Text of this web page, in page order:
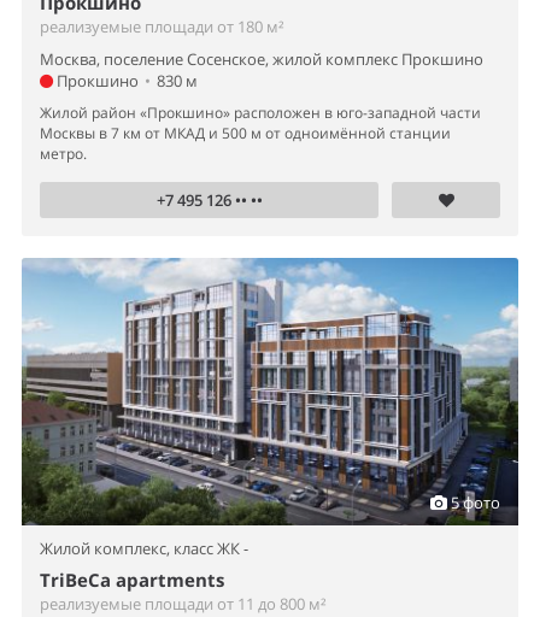
реализуемые площади от 180 м²
Москва, поселение Сосенское, жилой комплекс Прокшино
Прокшино • 830 м
Жилой район «Прокшино» расположен в юго-западной части
Москвы в 7 км от МКАД и 500 м от одноимённой станции
метро.
+7 495 126 •• ••
5 фото
Жилой комплекс, класс ЖК -
TriBeCa apartments
реализуемые площади от 11 до 800 м²